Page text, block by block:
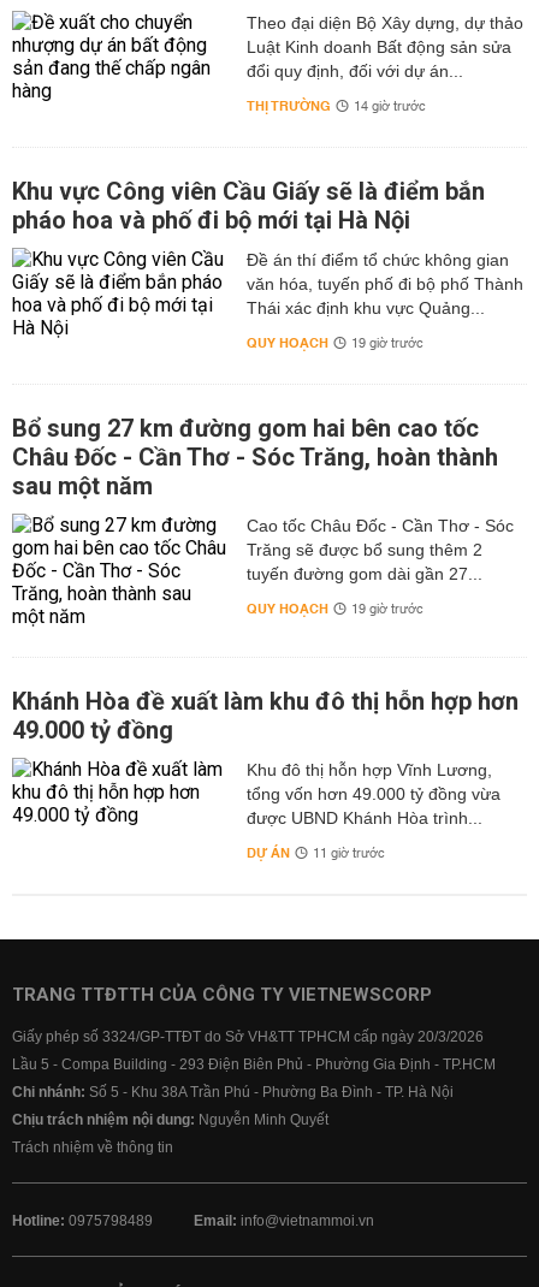
Theo đại diện Bộ Xây dựng, dự thảo
Luật Kinh doanh Bất động sản sửa
đổi quy định, đối với dự án...
THỊ TRƯỜNG 14 giờ trước
Khu vực Công viên Cầu Giấy sẽ là điểm bắn
pháo hoa và phố đi bộ mới tại Hà Nội
Đề án thí điểm tổ chức không gian
văn hóa, tuyến phố đi bộ phố Thành
Thái xác định khu vực Quảng...
QUY HOẠCH 19 giờ trước
Bổ sung 27 km đường gom hai bên cao tốc
Châu Đốc - Cần Thơ - Sóc Trăng, hoàn thành
sau một năm
Cao tốc Châu Đốc - Cần Thơ - Sóc
Trăng sẽ được bổ sung thêm 2
tuyến đường gom dài gần 27...
QUY HOẠCH 19 giờ trước
Khánh Hòa đề xuất làm khu đô thị hỗn hợp hơn
49.000 tỷ đồng
Khu đô thị hỗn hợp Vĩnh Lương,
tổng vốn hơn 49.000 tỷ đồng vừa
được UBND Khánh Hòa trình...
DỰ ÁN 11 giờ trước
TRANG TTĐTTH CỦA CÔNG TY VIETNEWSCORP
Giấy phép số 3324/GP-TTĐT do Sở VH&TT TPHCM cấp ngày 20/3/2026
Lầu 5 - Compa Building - 293 Điện Biên Phủ - Phường Gia Định - TP.HCM
Chi nhánh: Số 5 - Khu 38A Trần Phú - Phường Ba Đình - TP. Hà Nội
Chịu trách nhiệm nội dung: Nguyễn Minh Quyết
Trách nhiệm về thông tin
Hotline: 0975798489 Email: info@vietnammoi.vn